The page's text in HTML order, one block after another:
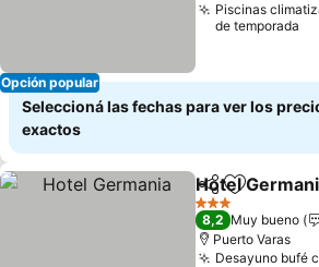
Opción popular
Piscinas
de temporada
Seleccioná las fechas para ver los
exactos
Compartir
Añadir a
Hotel
3 Estrellas
8,2 Muy bueno
Puerto Varas
Desayuno bufé